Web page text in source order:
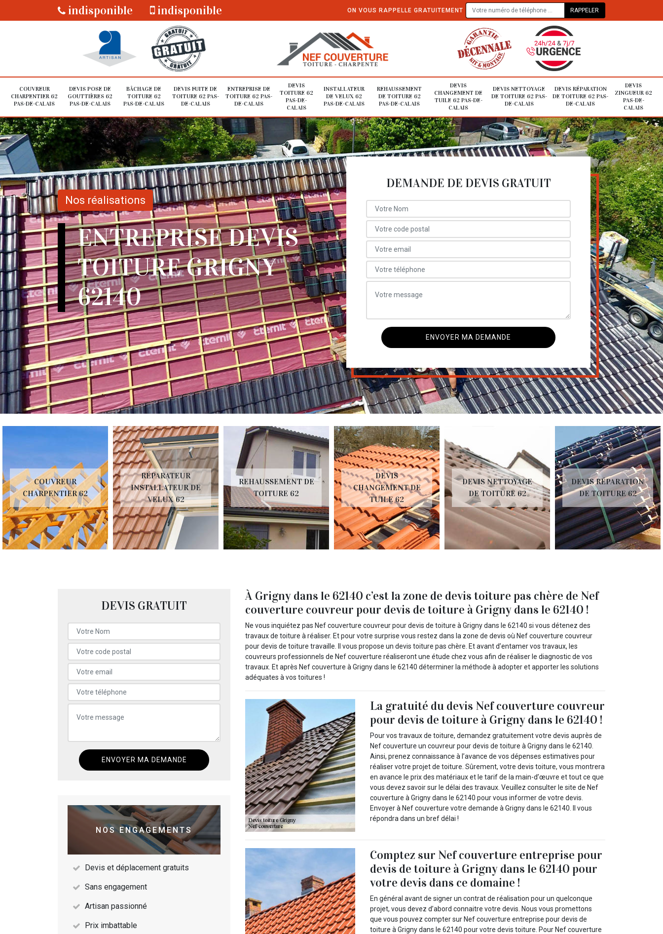
indisponible indisponible ON VOUS RAPPELLE GRATUITEMENT
COUVREUR
CHARPENTIER 62
PAS-DE-CALAIS
DEVIS POSE DE
GOUTTIÈRES 62
PAS-DE-CALAIS
BÂCHAGE DE
TOITURE 62
PAS-DE-CALAIS
DEVIS FUITE DE
TOITURE 62 PAS-
DE-CALAIS
ENTREPRISE DE
TOITURE 62 PAS-
DE-CALAIS
DEVIS
TOITURE 62
PAS-DE-
CALAIS
INSTALLATEUR
DE VELUX 62
PAS-DE-CALAIS
REHAUSSEMENT
DE TOITURE 62
PAS-DE-CALAIS
DEVIS
CHANGEMENT DE
TUILE 62 PAS-DE-
CALAIS
DEVIS NETTOYAGE
DE TOITURE 62 PAS-
DE-CALAIS
DEVIS RÉPARATION
DE TOITURE 62 PAS-
DE-CALAIS
DEVIS
ZINGUEUR 62
PAS-DE-
CALAIS
Nos réalisations
ENTREPRISE DEVIS
TOITURE GRIGNY
62140
DEMANDE DE DEVIS GRATUIT
COUVREUR
CHARPENTIER 62
RÉPARATEUR
INSTALLATEUR DE
VELUX 62
REHAUSSEMENT DE
TOITURE 62
DEVIS
CHANGEMENT DE
TUILE 62
DEVIS NETTOYAGE
DE TOITURE 62
DEVIS RÉPARATION
DE TOITURE 62
DEVIS GRATUIT
NOS ENGAGEMENTS
Devis et déplacement gratuits
Sans engagement
Artisan passionné
Prix imbattable
À Grigny dans le 62140 c’est la zone de devis toiture pas chère de Nef
couverture couvreur pour devis de toiture à Grigny dans le 62140 !
Ne vous inquiétez pas Nef couverture couvreur pour devis de toiture à Grigny dans le 62140 si vous détenez des
travaux de toiture à réaliser. Et pour votre surprise vous restez dans la zone de devis où Nef couverture couvreur
pour devis de toiture travaille. Il vous propose un devis toiture pas chère. Et avant d’entamer vos travaux, les
couvreurs professionnels de Nef couverture réaliseront une étude chez vous afin de réaliser le diagnostic de vos
travaux. Et après Nef couverture à Grigny dans le 62140 déterminer la méthode à adopter et apporter les solutions
adéquates à vos toitures !
La gratuité du devis Nef couverture couvreur
pour devis de toiture à Grigny dans le 62140 !
Pour vos travaux de toiture, demandez gratuitement votre devis auprès de
Nef couverture un couvreur pour devis de toiture à Grigny dans le 62140.
Ainsi, prenez connaissance à l’avance de vos dépenses estimatives pour
réaliser votre projet de toiture. Sûrement, votre devis toiture, vous montrera
en avance le prix des matériaux et le tarif de la main-d’œuvre et tout ce que
vous devez savoir sur le délai des travaux. Veuillez consulter le site de Nef
couverture à Grigny dans le 62140 pour vous informer de votre devis.
Envoyer à Nef couverture votre demande à Grigny dans le 62140. Il vous
répondra dans un bref délai !
Comptez sur Nef couverture entreprise pour
devis de toiture à Grigny dans le 62140 pour
votre devis dans ce domaine !
En général avant de signer un contrat de réalisation pour un quelconque
projet, vous devez d’abord connaitre votre devis. Nous vous promettons
que vous pouvez compter sur Nef couverture entreprise pour devis de
toiture à Grigny dans le 62140 pour votre devis toiture. Pour Nef couverture